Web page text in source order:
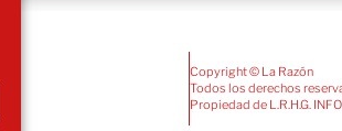
Copyright © La Razón
Todos los derechos
Propiedad de L.R.H.G.